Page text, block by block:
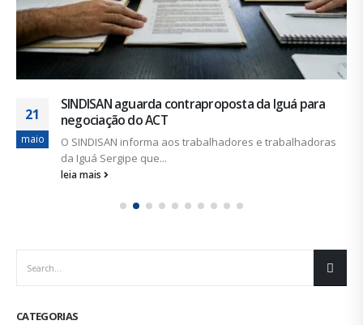
21
maio
SINDISAN aguarda contraproposta da Iguá para
negociação do ACT
O SINDISAN informa aos trabalhadores e trabalhadoras
da Iguá Sergipe que...
leia mais
CATEGORIAS